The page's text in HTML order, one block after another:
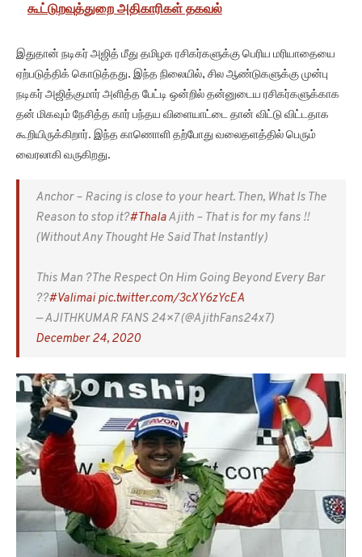
கூட்டுறவுத்துறை அதிகாரிகள் தகவல்
இதுதான் நடிகர் அஜித் மீது தமிழக ரசிகர்களுக்கு பெரிய மரியாதையை
ஏற்படுத்திக் கொடுத்தது. இந்த நிலையில், சில ஆண்டுகளுக்கு முன்பு
நடிகர் அஜித்குமார் அளித்த பேட்டி ஒன்றில் தன்னுடைய ரசிகர்களுக்காக
தன் மிகவும் நேசித்த கார் பந்தய விளையாட்டை தான் விட்டு விட்டதாக
கூறியிருக்கிறார். இந்த காணொளி தற்போது வலைதளத்தில் பெரும்
வைரலாகி வருகிறது.
Anchor – Racing is close to your heart. Then, What Is The
Reason to stop it?#ThalaAjith – That is for my fans !!
(Without Any Thought He Said That Instantly)
This Man ?The Respect On Him Going Beyond Every Bar
??#Valimai pic.twitter.com/3cXY6zYcEA
— AJITHKUMAR FANS 24×7 (@AjithFans24x7)
December 24, 2020